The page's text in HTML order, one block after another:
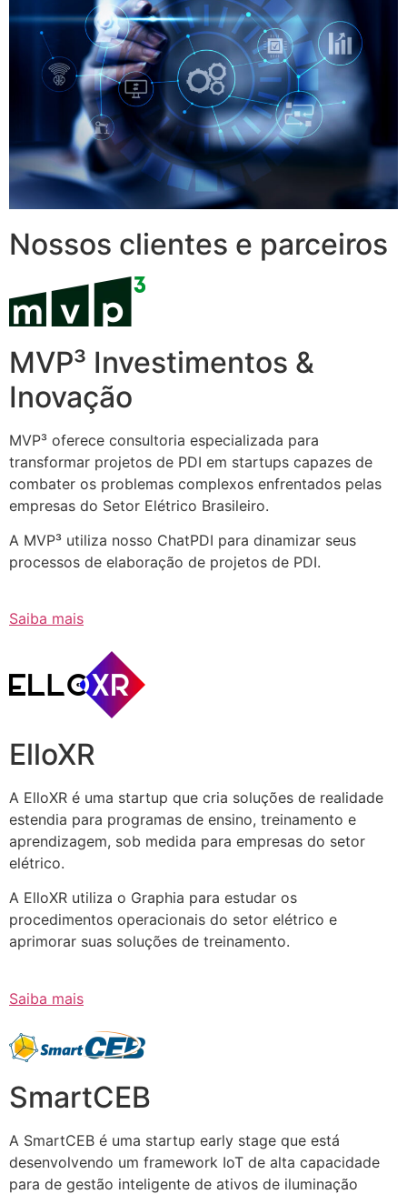
Nossos clientes e parceiros
MVP³ Investimentos &
Inovação
MVP³ oferece consultoria especializada para
transformar projetos de PDI em startups capazes de
combater os problemas complexos enfrentados pelas
empresas do Setor Elétrico Brasileiro.
A MVP³ utiliza nosso ChatPDI para dinamizar seus
processos de elaboração de projetos de PDI.
Saiba mais
ElloXR
A ElloXR é uma startup que cria soluções de realidade
estendia para programas de ensino, treinamento e
aprendizagem, sob medida para empresas do setor
elétrico.
A ElloXR utiliza o Graphia para estudar os
procedimentos operacionais do setor elétrico e
aprimorar suas soluções de treinamento.
Saiba mais
SmartCEB
A SmartCEB é uma startup early stage que está
desenvolvendo um framework IoT de alta capacidade
para de gestão inteligente de ativos de iluminação